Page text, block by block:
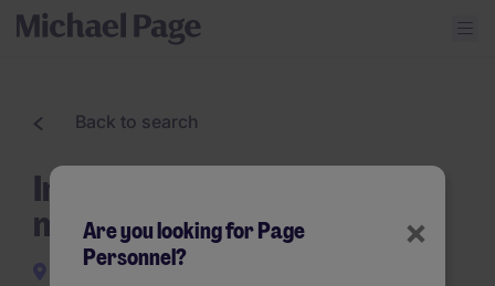
×
Are you looking for Page
Personnel?
Back to search
Inside sales | Portugese
markt | Antwerpen
Antwerp city